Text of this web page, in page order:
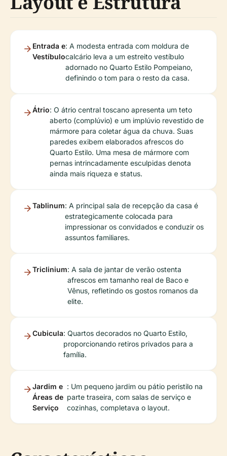
Entrada e
Vestíbulo
: A modesta entrada com moldura de
calcário leva a um estreito vestíbulo
adornado no Quarto Estilo Pompeiano,
definindo o tom para o resto da casa.
Átrio: O átrio central toscano apresenta um teto
aberto (complúvio) e um implúvio revestido de
mármore para coletar água da chuva. Suas
paredes exibem elaborados afrescos do
Quarto Estilo. Uma mesa de mármore com
pernas intrincadamente esculpidas denota
ainda mais riqueza e status.
Tablinum: A principal sala de recepção da casa é
estrategicamente colocada para
impressionar os convidados e conduzir os
assuntos familiares.
Triclinium: A sala de jantar de verão ostenta
afrescos em tamanho real de Baco e
Vênus, refletindo os gostos romanos da
elite.
Cubicula: Quartos decorados no Quarto Estilo,
proporcionando retiros privados para a
família.
Jardim e
Áreas de
Serviço
: Um pequeno jardim ou pátio peristilo na
parte traseira, com salas de serviço e
cozinhas, completava o layout.